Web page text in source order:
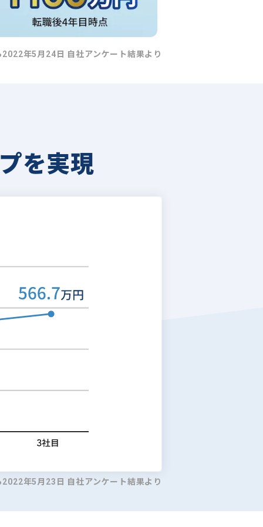
年5月24日 自社アンケート結果より
を実現
年5月23日 自社アンケート結果より